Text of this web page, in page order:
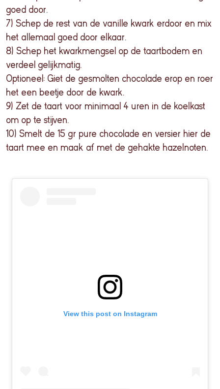
goed door.
7) Schep de rest van de vanille kwark erdoor en mix
het allemaal goed door elkaar.
8) Schep het kwarkmengsel op de taartbodem en
verdeel gelijkmatig.
Optioneel: Giet de gesmolten chocolade erop en roer
het een beetje door de kwark.
9) Zet de taart voor minimaal 4 uren in de koelkast
om op te stijven.
10) Smelt de 15 gr pure chocolade en versier hier de
taart mee en maak af met de gehakte hazelnoten.
View this post on Instagram